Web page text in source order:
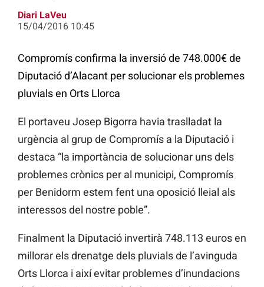
Diari LaVeu
15/04/2016 10:45
Compromís confirma la inversió de 748.000€ de
Diputació d’Alacant per solucionar els problemes
pluvials en Orts Llorca
El portaveu Josep Bigorra havia traslladat la
urgència al grup de Compromís a la Diputació i
destaca “la importància de solucionar uns dels
problemes crònics per al municipi, Compromís
per Benidorm estem fent una oposició lleial als
interessos del nostre poble”.
Finalment la Diputació invertirà 748.113 euros en
millorar els drenatge dels pluvials de l’avinguda
Orts Llorca i així evitar problemes d’inundacions